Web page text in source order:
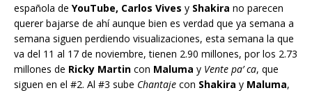
española de YouTube, Carlos Vives y Shakira no parecen
querer bajarse de ahí aunque bien es verdad que ya semana a
semana siguen perdiendo visualizaciones, esta semana la que
va del 11 al 17 de noviembre, tienen 2.90 millones, por los 2.73
millones de Ricky Martin con Maluma y Vente pa’ ca, que
siguen en el #2. Al #3 sube Chantaje con Shakira y Maluma,